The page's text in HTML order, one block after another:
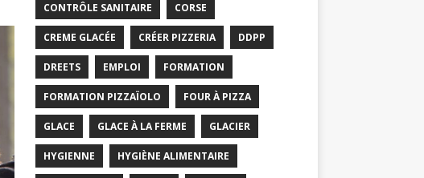
CONTRÔLE SANITAIRE CORSE
CREME GLACÉE CRÉER PIZZERIA DDPP
DREETS EMPLOI FORMATION
FORMATION PIZZAÏOLO FOUR À PIZZA
GLACE GLACE À LA FERME GLACIER
HYGIENNE HYGIÈNE ALIMENTAIRE